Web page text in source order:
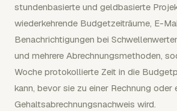
stundenbasierte und geldbasierte
wiederkehrende Budgetzeiträume, E-
Benachrichtigungen bei
und mehrere Abrechnungsmethoden,
Woche protokollierte Zeit in die
kann, bevor sie zu einer Rechnung oder
Gehaltsabrechnungsnachweis wird.